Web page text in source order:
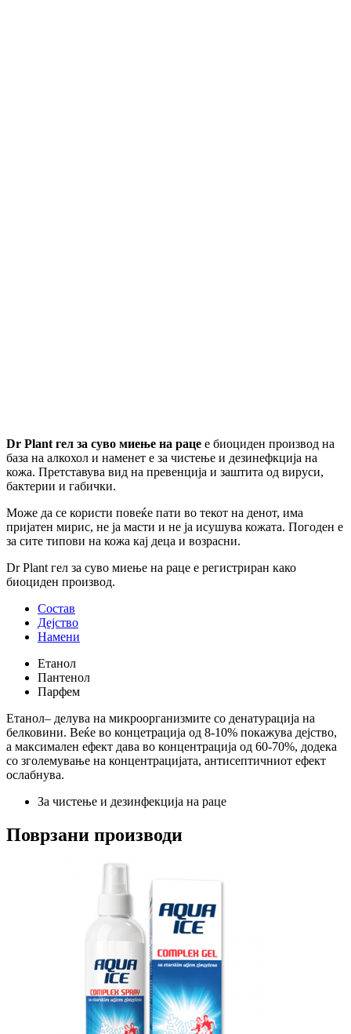
Dr Plant гел за суво миење на раце е биоциден производ на
база на алкохол и наменет е за чистење и дезинефкција на
кожа. Претставува вид на превенција и заштита од вируси,
бактерии и габички.
Може да се користи повеќе пати во текот на денот, има
пријатен мирис, не ја масти и не ја исушува кожата. Погоден е
за сите типови на кожа кај деца и возрасни.
Dr Plant гел за суво миење на раце е регистриран како
биоциден производ.
Состав
Дејство
Намени
Етанол
Пантенол
Парфем
Етанол– делува на микроорганизмите со денатурација на
белковини. Веќе во концетрација од 8-10% покажува дејство,
а максимален ефект дава во концентрација од 60-70%, додека
со зголемување на концентрацијата, антисептичниот ефект
ослабнува.
За чистење и дезинфекција на раце
Поврзани производи